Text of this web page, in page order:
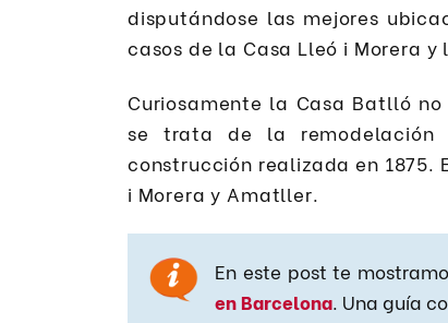
disputándose las mejores
casos de la Casa Lleó i Morera y
Curiosamente la Casa Batlló
se trata de la
construcción realizada en 1875.
i Morera y Amatller.
En este post te
en Barcelona . Una guía